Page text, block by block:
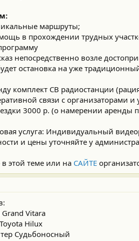
маршруты;
в прохождении трудных
непосредственно возле
остановка на уже
комплект СВ радиостанции
связи с организаторами
3000 р. (о намерении аренды
услуга: Индивидуальный
и цены уточняйте у
этой теме или на САЙТЕ
Grand Vitara
Hilux
Судьбоносный